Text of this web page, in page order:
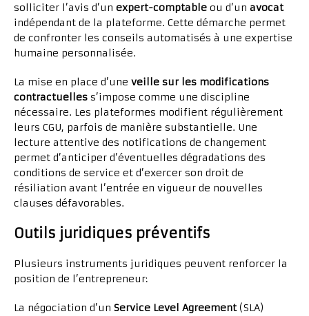
solliciter l’avis d’un expert-comptable ou d’un avocat
indépendant de la plateforme. Cette démarche permet
de confronter les conseils automatisés à une expertise
humaine personnalisée.
La mise en place d’une veille sur les modifications
contractuelles s’impose comme une discipline
nécessaire. Les plateformes modifient régulièrement
leurs CGU, parfois de manière substantielle. Une
lecture attentive des notifications de changement
permet d’anticiper d’éventuelles dégradations des
conditions de service et d’exercer son droit de
résiliation avant l’entrée en vigueur de nouvelles
clauses défavorables.
Outils juridiques préventifs
Plusieurs instruments juridiques peuvent renforcer la
position de l’entrepreneur:
La négociation d’un Service Level Agreement(SLA)